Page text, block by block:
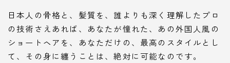
日本人の骨格と、髪質を、誰よりも深く理解したプロ
の技術さえあれば、あなたが憧れた、あの外国人風の
ショートヘアを、あなただけの、最高のスタイルとし
て、その身に纏うことは、絶対に可能なのです。